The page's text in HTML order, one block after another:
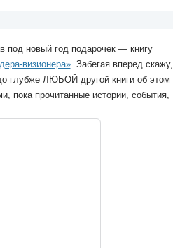
под новый год подарочек — книгу
визионера». Забегая вперед скажу,
глубже ЛЮБОЙ другой книги об этом
пока прочитанные истории, события,